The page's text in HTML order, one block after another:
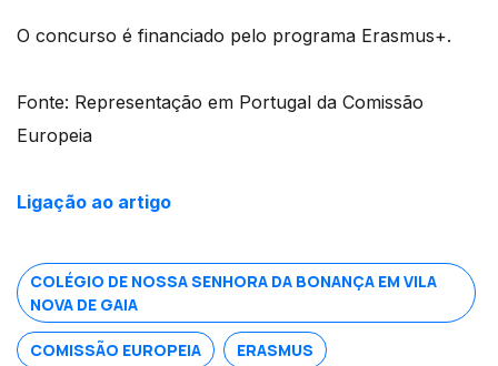
O concurso é financiado pelo programa Erasmus+.
Fonte: Representação em Portugal da Comissão
Europeia
Ligação ao artigo
COLÉGIO DE NOSSA SENHORA DA BONANÇA EM VILA
NOVA DE GAIA
COMISSÃO EUROPEIA ERASMUS